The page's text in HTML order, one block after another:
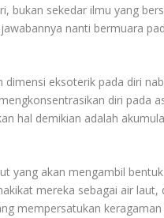
bukan sekedar ilmu yang
nanti bermuara
eksoterik pada diri
diri pada
hal demikian adalah
yang akan mengambil
mereka sebagai air laut,
mempersatukan